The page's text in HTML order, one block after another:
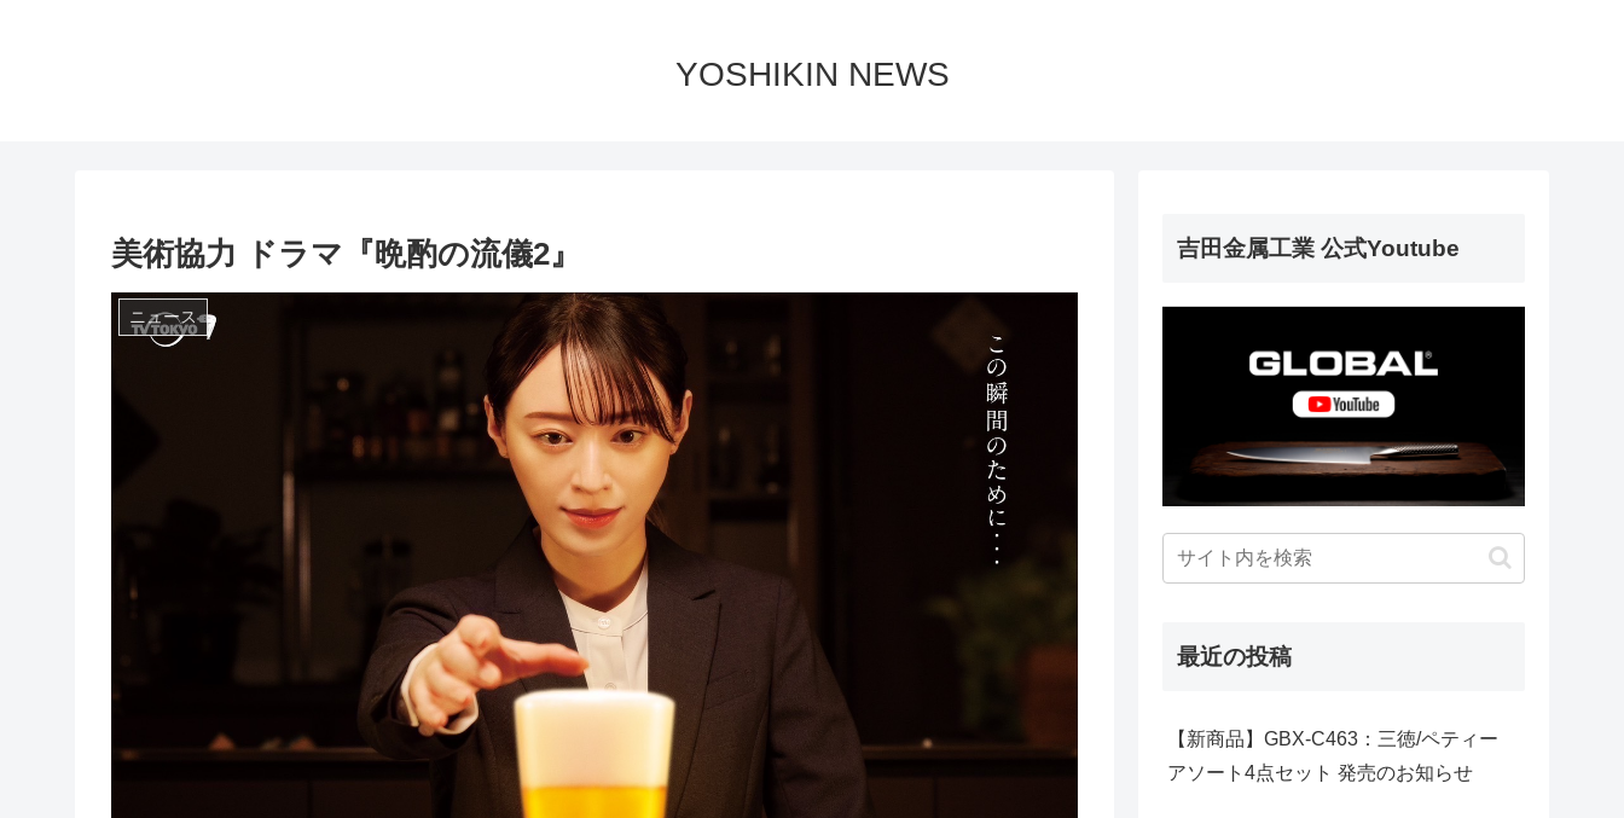
YOSHIKIN NEWS
美術協力 ドラマ『晩酌の流儀2』
ニュース
吉田金属工業 公式Youtube
最近の投稿
【新商品】GBX-C463：三徳/ペティー
アソート4点セット 発売のお知らせ